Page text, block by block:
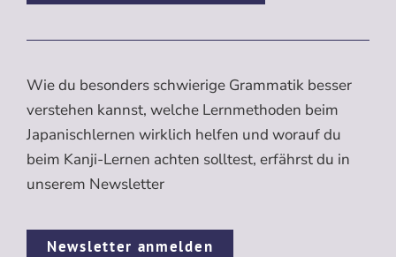
Wie du besonders schwierige Grammatik besser
verstehen kannst, welche Lernmethoden beim
Japanischlernen wirklich helfen und worauf du
beim Kanji-Lernen achten solltest, erfährst du in
unserem Newsletter
Newsletter anmelden